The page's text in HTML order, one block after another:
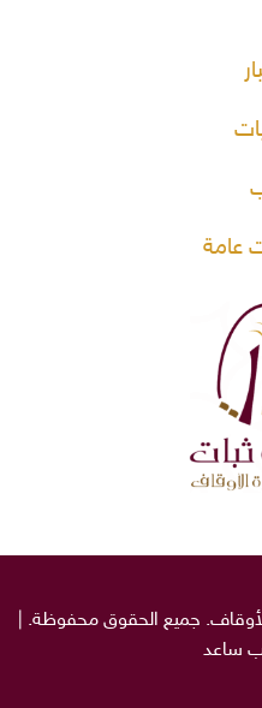
عامة
الأوقاف. جميع الحقوق محفوظة. |
ساعد